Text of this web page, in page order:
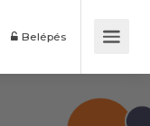
Belépés